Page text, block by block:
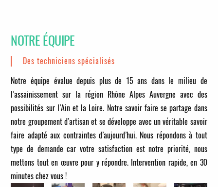
NOTRE ÉQUIPE
Des techniciens spécialisés
Notre équipe évalue depuis plus de 15 ans dans le milieu de
l’assainissement sur la région Rhône Alpes Auvergne avec des
possibilités sur l’Ain et la Loire. Notre savoir faire se partage dans
notre groupement d’artisan et se développe avec un véritable savoir
faire adapté aux contraintes d’aujourd’hui. Nous répondons à tout
type de demande car votre satisfaction est notre priorité, nous
mettons tout en œuvre pour y répondre. Intervention rapide, en 30
minutes chez vous !